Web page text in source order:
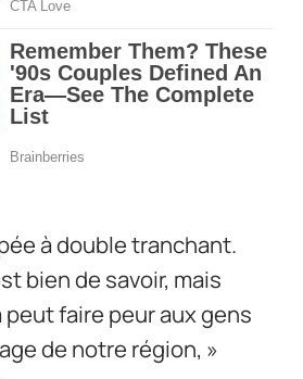
à double tranchant.
bien de savoir, mais
peut faire peur aux gens
de notre région, »